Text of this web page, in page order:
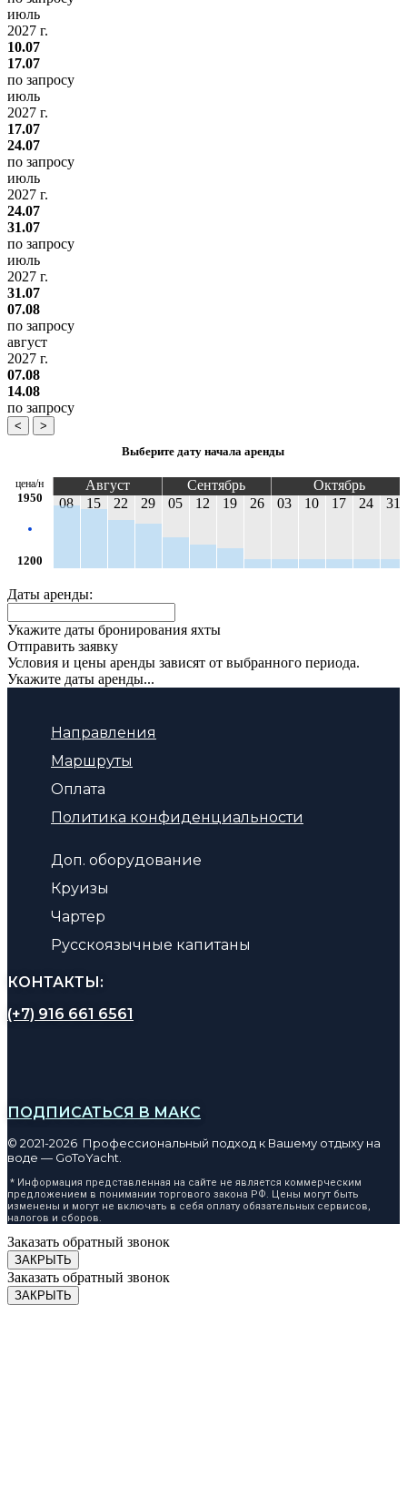
июль
2027 г.
10.07
17.07
по запросу
июль
2027 г.
17.07
24.07
по запросу
июль
2027 г.
24.07
31.07
по запросу
июль
2027 г.
31.07
07.08
по запросу
август
2027 г.
07.08
14.08
по запросу
<
>
Выберите дату начала аренды
цена/н
1950
1200
Август Сентябрь
Октябрь
08
15 22 29 05 12 19 26 03 10 17 24 31
Даты аренды:
Укажите даты бронирования яхты
Отправить заявку
Условия и цены аренды зависят от выбранного периода.
Укажите даты аренды...
Направления
Маршруты
Оплата
Политика конфиденциальности
Доп. оборудование
Круизы
Чартер
Русскоязычные капитаны
КОНТАКТЫ:
(+7) 916 661 6561
ПОДПИСАТЬСЯ В МАКС
© 2021-2026 Профессиональный подход к Вашему отдыху на
воде — GoToYacht.
* Информация представленная на сайте не является коммерческим
предложением в понимании торгового закона РФ. Цены могут быть
изменены и могут не включать в себя оплату обязательных сервисов,
налогов и сборов.
Заказать обратный звонок
ЗАКРЫТЬ
Заказать обратный звонок
ЗАКРЫТЬ